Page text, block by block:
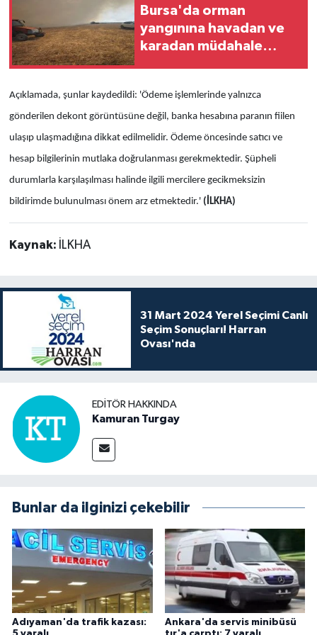
Bursa'da orman
yangınına havadan ve
karadan müdahale
Açıklamada, şunlar kaydedildi: 'Ödeme işlemlerinde yalnızca
gönderilen dekont görüntüsüne değil, banka hesabına paranın fiilen
ulaşıp ulaşmadığına dikkat edilmelidir. Ödeme öncesinde satıcı ve
hesap bilgilerinin mutlaka doğrulanması gerekmektedir. Şüpheli
durumlarla karşılaşılması halinde ilgili mercilere gecikmeksizin
bildirimde bulunulması önem arz etmektedir.' (İLKHA)
Kaynak: İLKHA
31 Mart 2024 Yerel Seçimi Canlı
Seçim Sonuçları! Harran
Ovası'nda
EDITÖR HAKKINDA
Kamuran Turgay
Bunlar da ilginizi çekebilir
Adıyaman'da trafik kazası:
Ankara'da servis minibüsü